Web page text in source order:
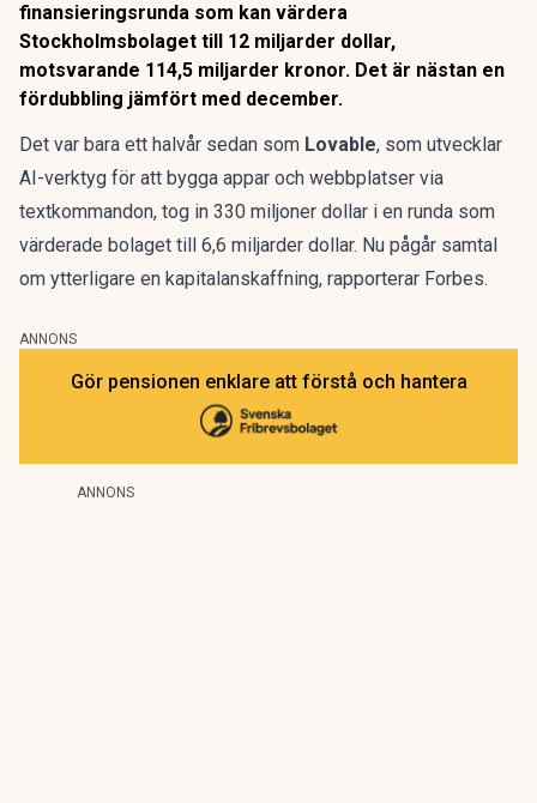
finansieringsrunda som kan värdera
Stockholmsbolaget till 12 miljarder dollar,
motsvarande 114,5 miljarder kronor. Det är nästan en
fördubbling jämfört med december.
Det var bara ett halvår sedan som Lovable, som utvecklar
AI-verktyg för att bygga appar och webbplatser via
textkommandon, tog in 330 miljoner dollar i en runda som
värderade bolaget till 6,6 miljarder dollar. Nu pågår samtal
om ytterligare en kapitalanskaffning, rapporterar Forbes.
ANNONS
Gör pensionen enklare att förstå och hantera
ANNONS